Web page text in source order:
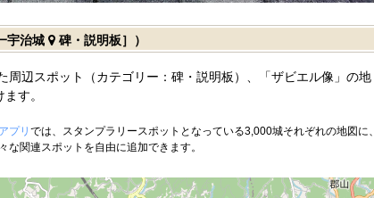
宇治城 碑・説明板］）
周辺スポット（カテゴリー：碑・説明板）、「ザビエル像」の地
す。
プリ では、スタンプラリースポットとなっている3,000城それぞれの地図に、
な関連スポットを自由に追加できます。